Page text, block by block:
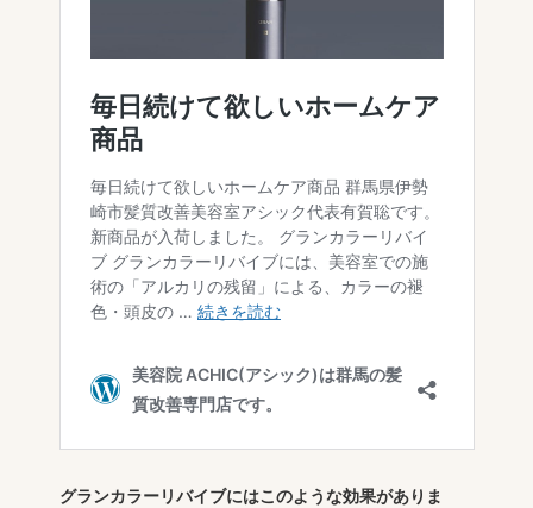
グランカラーリバイブにはこのような効果がありま